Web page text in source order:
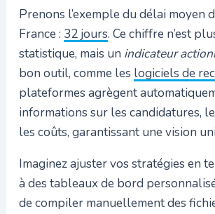
Prenons l’exemple du délai moyen
France : 32 jours. Ce chiffre n’est
statistique, mais un indicateur
bon outil, comme les logiciels de
plateformes agrègent
informations sur les candidatures,
les coûts, garantissant une vision
Imaginez ajuster vos stratégies en
à des tableaux de bord
de compiler manuellement des